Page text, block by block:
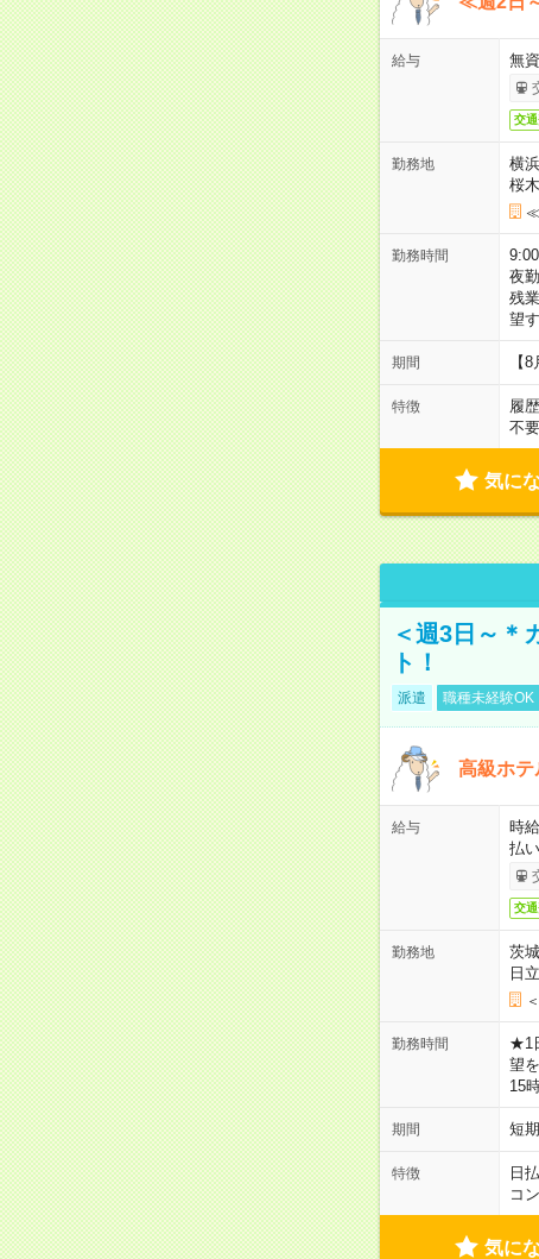
給与 無
交
勤務地
横
桜
≪
勤務時間
夜
残
望
期間 【
特徴 履
不要
気に
＜週3日～＊
ト！
派遣 職種未経験OK
高級ホテ
給与
時
払
交
勤務地
茨
日
勤務時間
★1
望
15
期間 短
特徴 日
コ
気に